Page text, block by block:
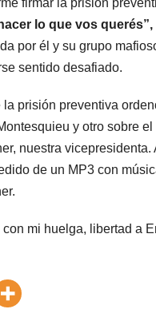
lo que vos
por él y su grupo
sentido desafiado.
prisión preventiva
y otro sobre
nuestra
de un MP3 con
mi huelga, libertad a